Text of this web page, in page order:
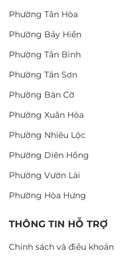
Phường Tân Hòa
Phường Bảy Hiền
Phường Tân Bình
Phường Tân Sơn
Phường Bàn Cờ
Phường Xuân Hòa
Phường Nhiêu Lộc
Phường Diên Hồng
Phường Vườn Lài
Phường Hòa Hưng
THÔNG TIN HỖ TRỢ
Chính sách và điều khoản